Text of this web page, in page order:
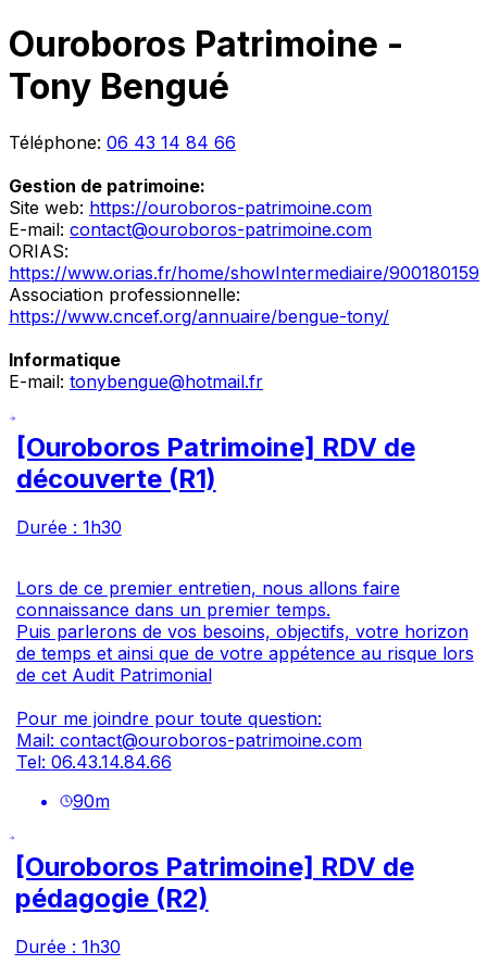
Ouroboros Patrimoine -
Tony Bengué
Téléphone: 06 43 14 84 66
Gestion de patrimoine:
Site web: https://ouroboros-patrimoine.com
E-mail: contact@ouroboros-patrimoine.com
ORIAS:
https://www.orias.fr/home/showIntermediaire/900180159
Association professionnelle:
https://www.cncef.org/annuaire/bengue-tony/
Informatique
E-mail: tonybengue@hotmail.fr
[Ouroboros Patrimoine] RDV de
découverte (R1)
Durée : 1h30
Lors de ce premier entretien, nous allons faire
connaissance dans un premier temps.
Puis parlerons de vos besoins, objectifs, votre horizon
de temps et ainsi que de votre appétence au risque lors
de cet Audit Patrimonial
Pour me joindre pour toute question:
Mail: contact@ouroboros-patrimoine.com
Tel: 06.43.14.84.66
90m
[Ouroboros Patrimoine] RDV de
pédagogie (R2)
Durée : 1h30